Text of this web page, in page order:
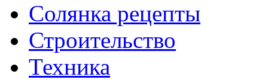
Солянка рецепты
Строительство
Техника